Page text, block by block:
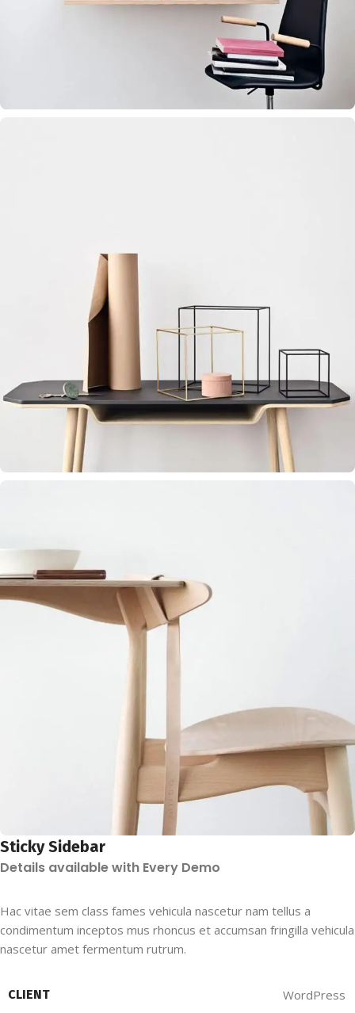
Sticky Sidebar
Details available with Every Demo
Hac vitae sem class fames vehicula nascetur nam tellus a
condimentum inceptos mus rhoncus et accumsan fringilla vehicula
nascetur amet fermentum rutrum.
CLIENT WordPress